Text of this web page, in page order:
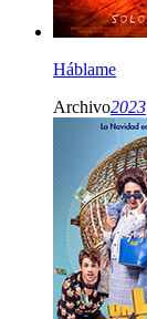
Háblame
Archivo2023